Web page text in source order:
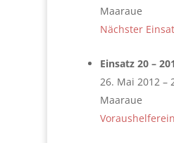
Maaraue
Nächster
Einsatz 20 –
26. Mai 2012 –
Maaraue